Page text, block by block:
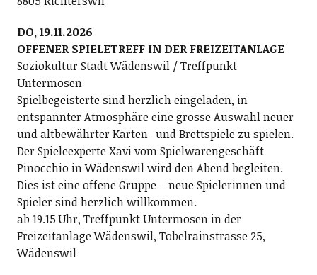
DO, 19.11.2026
OFFENER SPIELETREFF IN DER FREIZEITANLAGE
Soziokultur Stadt Wädenswil / Treffpunkt
Untermosen
Spielbegeisterte sind herzlich eingeladen, in
entspannter Atmosphäre eine grosse Auswahl neuer
und altbewährter Karten- und Brettspiele zu spielen.
Der Spieleexperte Xavi vom Spielwarengeschäft
Pinocchio in Wädenswil wird den Abend begleiten.
Dies ist eine offene Gruppe – neue Spielerinnen und
Spieler sind herzlich willkommen.
ab 19.15 Uhr, Treffpunkt Untermosen in der
Freizeitanlage Wädenswil, Tobelrainstrasse 25,
Wädenswil